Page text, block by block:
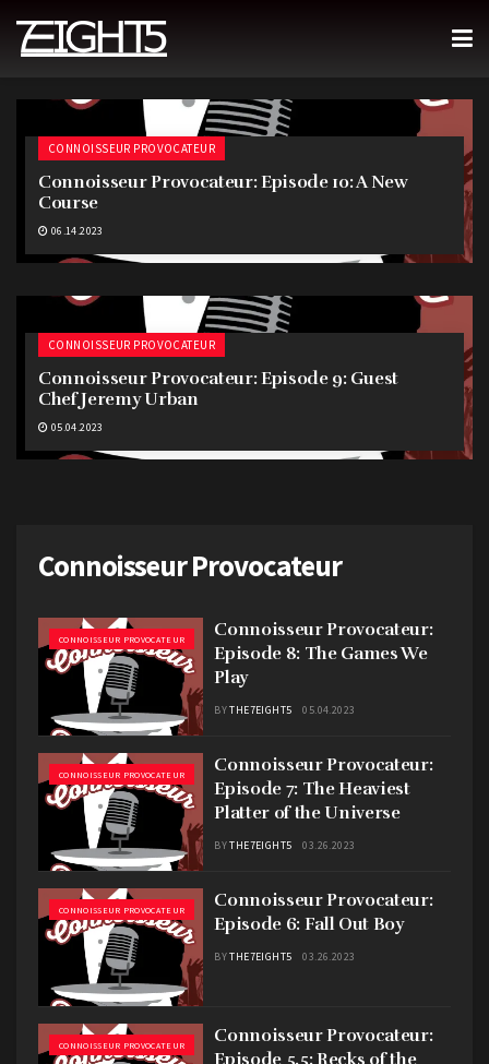
CONNOISSEUR PROVOCATEUR
Connoisseur Provocateur: Episode 10: A New
Course
06.14.2023
CONNOISSEUR PROVOCATEUR
Connoisseur Provocateur: Episode 9: Guest
Chef Jeremy Urban
05.04.2023
Connoisseur Provocateur
CONNOISSEUR PROVOCATEUR
Connoisseur Provocateur:
Episode 8: The Games We
Play
BYTHE7EIGHT5 05.04.2023
CONNOISSEUR PROVOCATEUR
Connoisseur Provocateur:
Episode 7: The Heaviest
Platter of the Universe
BYTHE7EIGHT5 03.26.2023
CONNOISSEUR PROVOCATEUR
Connoisseur Provocateur:
Episode 6: Fall Out Boy
BYTHE7EIGHT5 03.26.2023
CONNOISSEUR PROVOCATEUR
Connoisseur Provocateur: